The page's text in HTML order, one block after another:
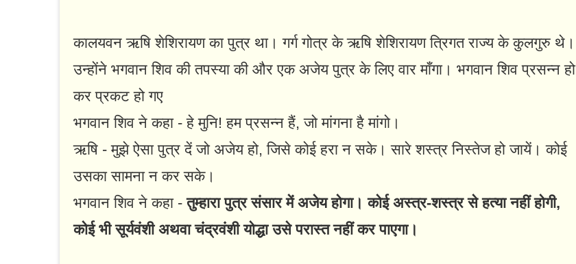
कालयवन ऋषि शेशिरायण का पुत्र था। गर्ग गोत्र के ऋषि शेशिरायण त्रिगत राज्य के कुलगुरु थे।
उन्होंने भगवान शिव की तपस्या की और एक अजेय पुत्र के लिए वार माँगा। भगवान शिव प्रसन्न हो
कर प्रकट हो गए
भगवान शिव ने कहा - हे मुनि! हम प्रसन्न हैं, जो मांगना है मांगो।
ऋषि - मुझे ऐसा पुत्र दें जो अजेय हो, जिसे कोई हरा न सके। सारे शस्त्र निस्तेज हो जायें। कोई
उसका सामना न कर सके।
भगवान शिव ने कहा -तुम्हारा पुत्र संसार में अजेय होगा। कोई अस्त्र-शस्त्र से हत्या नहीं होगी,
कोई भी सूर्यवंशी अथवा चंद्रवंशी योद्धा उसे परास्त नहीं कर पाएगा।